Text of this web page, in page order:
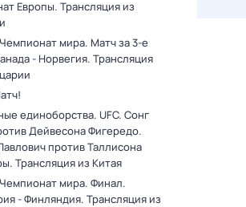
Европы. Трансляция из
мира. Матч за 3-е
- Норвегия. Трансляция
единоборства. UFC. Сонг
Дейвесона Фигередо.
против Таллисона
Трансляция из Китая
мира. Финал.
- Финляндия. Трансляция из